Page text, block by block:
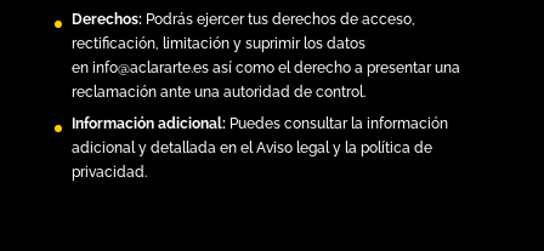
Derechos: Podrás ejercer tus derechos de acceso,
rectificación, limitación y suprimir los datos
en info@aclararte.esasí como el derecho a presentar una
reclamación ante una autoridad de control.
Información adicional:Puedes consultar la información
adicional y detallada en elAviso legal y la política de
privacidad.